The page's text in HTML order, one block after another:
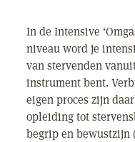
In de Intensive
niveau word je
van stervenden
instrument bent.
eigen proces zijn
opleiding tot
begrip en bewustzijn